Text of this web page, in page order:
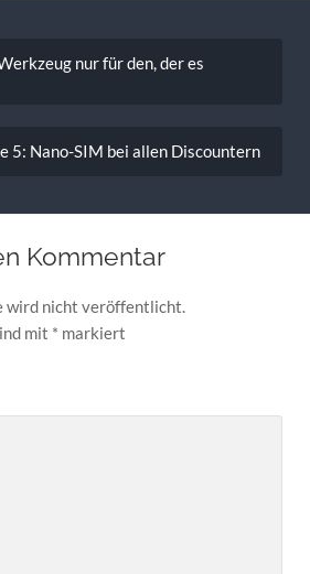
nur für den, der es
5: Nano-SIM bei allen Discountern
Kommentar
wird nicht veröffentlicht.
mit * markiert